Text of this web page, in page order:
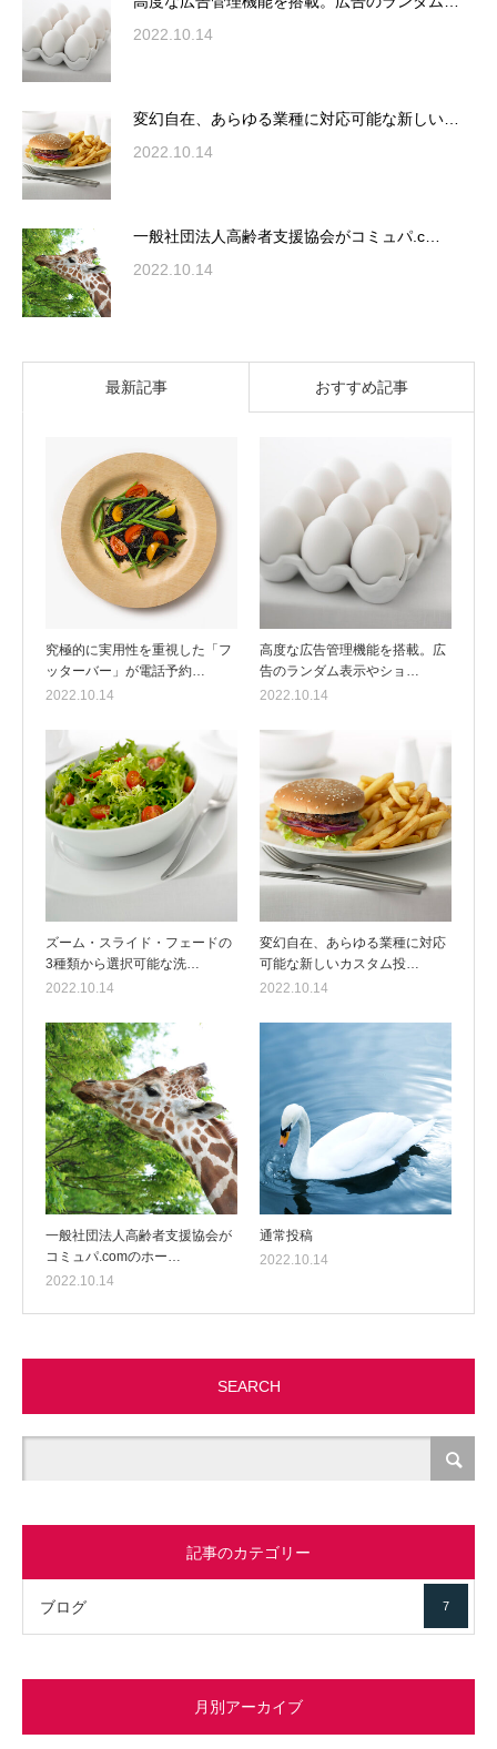
2022.10.14
変幻自在、あらゆる業種に対応可能な新しい…
2022.10.14
一般社団法人高齢者支援協会がコミュパ.c…
2022.10.14
最新記事 おすすめ記事
究極的に実用性を重視した「フ
ッターバー」が電話予約…
2022.10.14
高度な広告管理機能を搭載。広
告のランダム表示やショ…
2022.10.14
ズーム・スライド・フェードの
3種類から選択可能な洗…
2022.10.14
変幻自在、あらゆる業種に対応
可能な新しいカスタム投…
2022.10.14
一般社団法人高齢者支援協会が
コミュパ.comのホー…
2022.10.14
通常投稿
2022.10.14
SEARCH
記事のカテゴリー
ブログ 7
月別アーカイブ